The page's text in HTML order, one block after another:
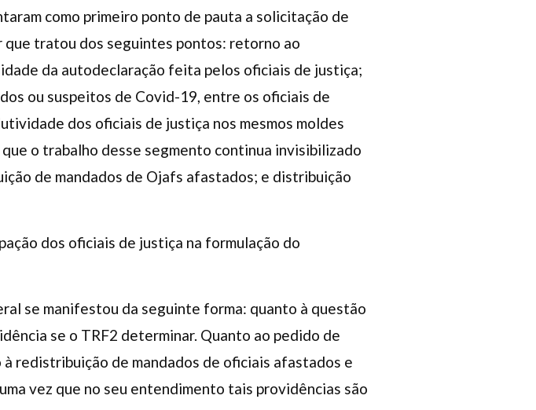
como primeiro ponto de pauta a solicitação de
tratou dos seguintes pontos: retorno ao
da autodeclaração feita pelos oficiais de justiça;
ou suspeitos de Covid-19, entre os oficiais de
dos oficiais de justiça nos mesmos moldes
o trabalho desse segmento continua invisibilizado
de mandados de Ojafs afastados; e distribuição
dos oficiais de justiça na formulação do
se manifestou da seguinte forma: quanto à questão
se o TRF2 determinar. Quanto ao pedido de
redistribuição de mandados de oficiais afastados e
vez que no seu entendimento tais providências são